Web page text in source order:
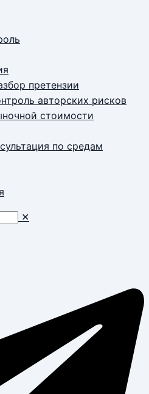
претензии
авторских рисков
стоимости
по средам
✕